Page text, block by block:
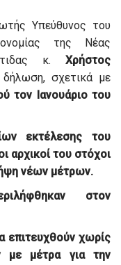
Υπεύθυνος του
της Νέας
κ. Χρήστος
σχετικά με
τον Ιανουάριο του
εκτέλεσης του
αρχικοί του στόχοι
νέων μέτρων.
στον
επιτευχθούν χωρίς
με μέτρα για την